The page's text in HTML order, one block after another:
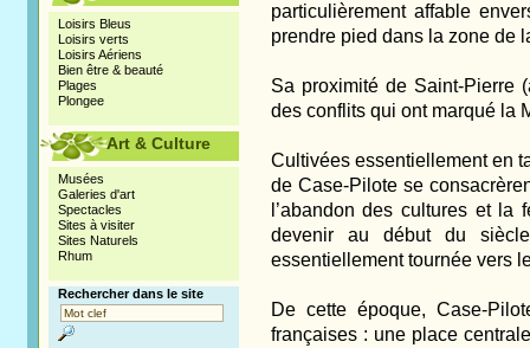
particulièrement affable
prendre pied dans la zone de
Sa proximité de Saint-Pierre
des conflits qui ont marqué la
Cultivées essentiellement en
de Case-Pilote se
l’abandon des cultures et
devenir au début du
essentiellement tournée vers
De cette époque, Case-
françaises : une place
Loisirs Bleus
Loisirs verts
Loisirs Aériens
Bien être & beauté
Plages
Plongee
Art & Culture
Musées
Galeries d'art
Spectacles
Sites à visiter
Sites Naturels
Rhum
Rechercher dans le site